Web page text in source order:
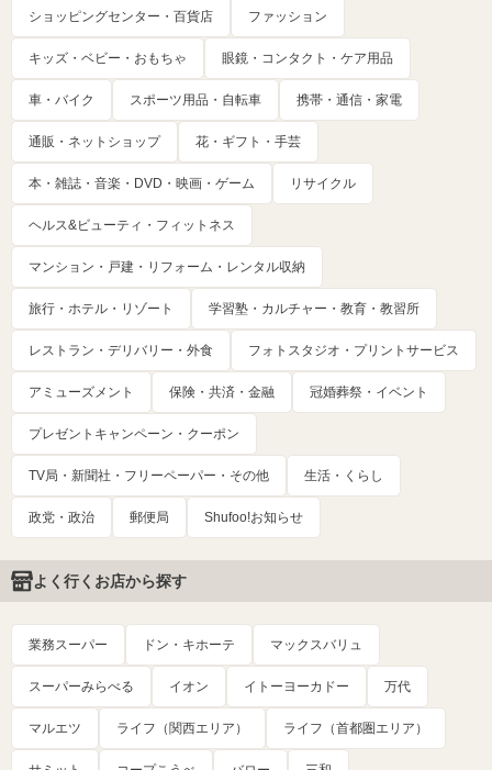
ショッピングセンター・百貨店 ファッション
キッズ・ベビー・おもちゃ 眼鏡・コンタクト・ケア用品
車・バイク スポーツ用品・自転車 携帯・通信・家電
通販・ネットショップ 花・ギフト・手芸
本・雑誌・音楽・DVD・映画・ゲーム リサイクル
ヘルス&ビューティ・フィットネス
マンション・戸建・リフォーム・レンタル収納
旅行・ホテル・リゾート 学習塾・カルチャー・教育・教習所
レストラン・デリバリー・外食 フォトスタジオ・プリントサービス
アミューズメント 保険・共済・金融 冠婚葬祭・イベント
プレゼントキャンペーン・クーポン
TV局・新聞社・フリーペーパー・その他 生活・くらし
政党・政治 郵便局 Shufoo!お知らせ
よく行くお店から探す
業務スーパー ドン・キホーテ マックスバリュ
スーパーみらべる イオン イトーヨーカドー 万代
マルエツ ライフ（関西エリア） ライフ（首都圏エリア）